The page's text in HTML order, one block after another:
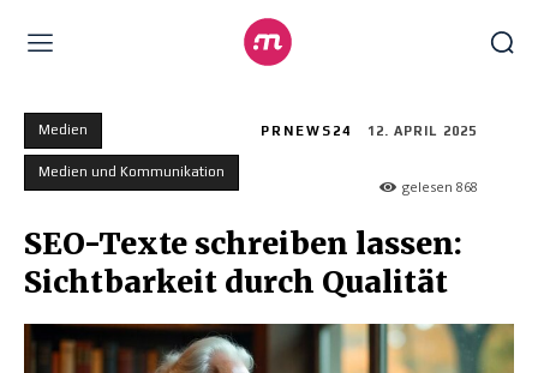
Medien
Medien und Kommunikation
PRNEWS24 12. APRIL 2025
gelesen 868
SEO-Texte schreiben lassen:
Sichtbarkeit durch Qualität